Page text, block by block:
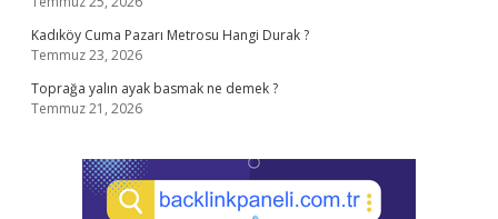
Kadıköy Cuma Pazarı Metrosu Hangi Durak ?
Temmuz 23, 2026
Toprağa yalın ayak basmak ne demek ?
Temmuz 21, 2026